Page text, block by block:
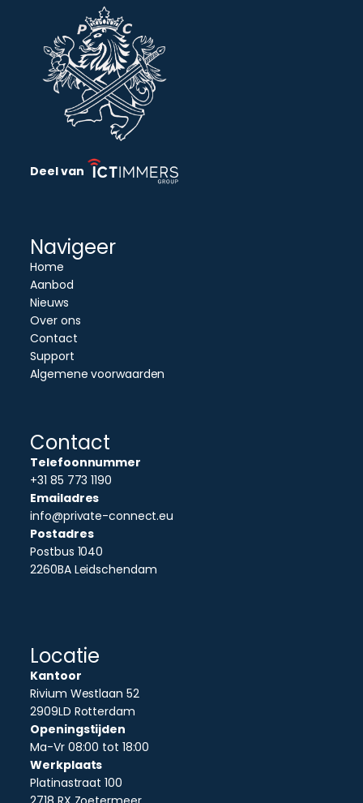
Deel van
Navigeer
Home
Aanbod
Nieuws
Over ons
Contact
Support
Algemene voorwaarden
Contact
Telefoonnummer
+31 85 773 1190
Emailadres
info@private-connect.eu
Postadres
Postbus 1040
2260BA Leidschendam
Locatie
Kantoor
Rivium Westlaan 52
2909LD Rotterdam
Openingstijden
Ma-Vr 08:00 tot 18:00
Werkplaats
Platinastraat 100